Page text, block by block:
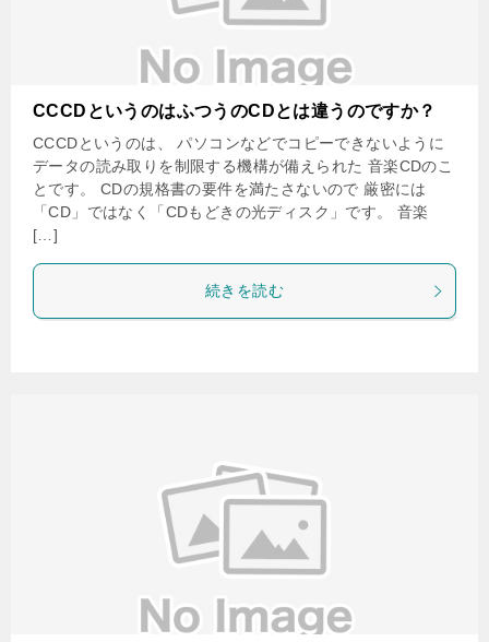
CCCDというのはふつうのCDとは違うのですか？
CCCDというのは、 パソコンなどでコピーできないように
データの読み取りを制限する機構が備えられた 音楽CDのこ
とです。 CDの規格書の要件を満たさないので 厳密には
「CD」ではなく「CDもどきの光ディスク」です。 音楽
[…]
続きを読む